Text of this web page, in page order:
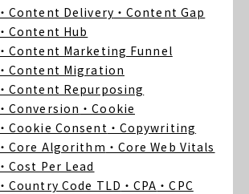
・Content Delivery ・Content Gap
・Content Hub
・Content Marketing Funnel
・Content Migration
・Content Repurposing
・Conversion ・Cookie
・Cookie Consent ・Copywriting
・Core Algorithm ・Core Web Vitals
・Cost Per Lead
・Country Code TLD ・CPA ・CPC